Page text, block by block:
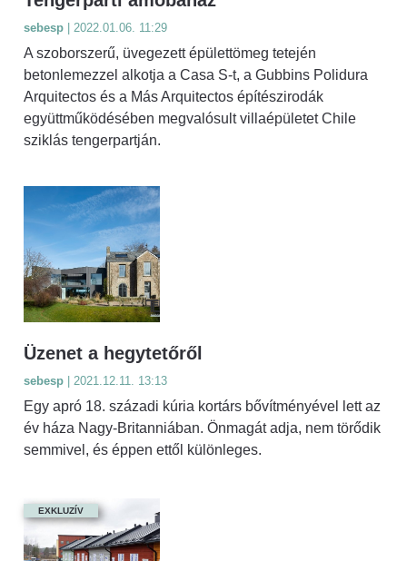
sebesp | 2022.01.06. 11:29
A szoborszerű, üvegezett épülettömeg tetején
betonlemezzel alkotja a Casa S-t, a Gubbins Polidura
Arquitectos és a Más Arquitectos építészirodák
együttműködésében megvalósult villaépületet Chile
sziklás tengerpartján.
Üzenet a hegytetőről
sebesp | 2021.12.11. 13:13
Egy apró 18. századi kúria kortárs bővítményével lett az
év háza Nagy-Britanniában. Önmagát adja, nem törődik
semmivel, és éppen ettől különleges.
EXKLUZÍV